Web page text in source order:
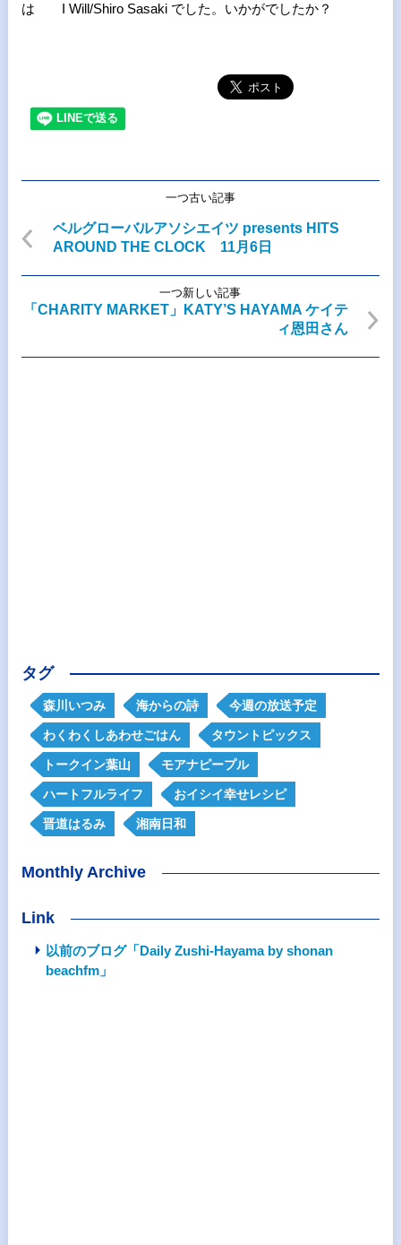
は I Will/Shiro Sasaki でした。いかがでしたか？
一つ古い記事
ベルグローバルアソシエイツ presents HITS
AROUND THE CLOCK 11月6日
一つ新しい記事
「CHARITY MARKET」KATY’S HAYAMA ケイテ
ィ恩田さん
タグ
森川いつみ 海からの詩 今週の放送予定
わくわくしあわせごはん タウントピックス
トークイン葉山 モアナピープル
ハートフルライフ おイシイ幸せレシピ
晋道はるみ 湘南日和
Monthly Archive
Link
以前のブログ「Daily Zushi-Hayama by shonan
beachfm」